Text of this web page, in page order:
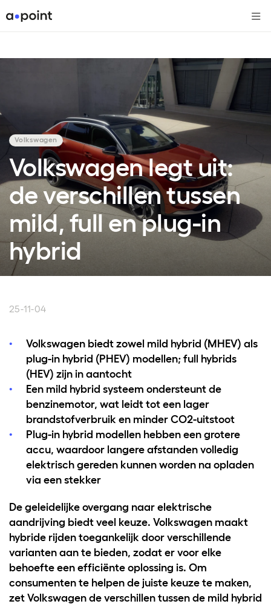
Volkswagen legt uit:
de verschillen tussen
mild, full en plug-in
hybrid
Volkswagen
25-11-04
Volkswagen biedt zowel mild hybrid (MHEV) als
plug-in hybrid (PHEV) modellen; full hybrids
(HEV) zijn in aantocht
Een mild hybrid systeem ondersteunt de
benzinemotor, wat leidt tot een lager
brandstofverbruik en minder CO2-uitstoot
Plug-in hybrid modellen hebben een grotere
accu, waardoor langere afstanden volledig
elektrisch gereden kunnen worden na opladen
via een stekker
De geleidelijke overgang naar elektrische
aandrijving biedt veel keuze. Volkswagen maakt
hybride rijden toegankelijk door verschillende
varianten aan te bieden, zodat er voor elke
behoefte een efficiënte oplossing is. Om
consumenten te helpen de juiste keuze te maken,
zet Volkswagen de verschillen tussen de mild hybrid